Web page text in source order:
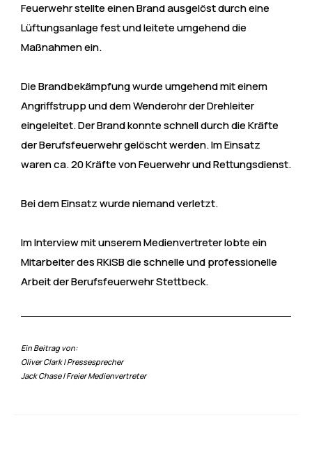
Feuerwehr stellte einen Brand ausgelöst durch eine
Lüftungsanlage fest und leitete umgehend die
Maßnahmen ein.
Die Brandbekämpfung wurde umgehend mit einem
Angriffstrupp und dem Wenderohr der Drehleiter
eingeleitet. Der Brand konnte schnell durch die Kräfte
der Berufsfeuerwehr gelöscht werden. Im Einsatz
waren ca. 20 Kräfte von Feuerwehr und Rettungsdienst.
Bei dem Einsatz wurde niemand verletzt.
Im Interview mit unserem Medienvertreter lobte ein
Mitarbeiter des RKiSB die schnelle und professionelle
Arbeit der Berufsfeuerwehr Stettbeck.
Ein Beitrag von:
Oliver Clark | Pressesprecher
Jack Chase | Freier Medienvertreter